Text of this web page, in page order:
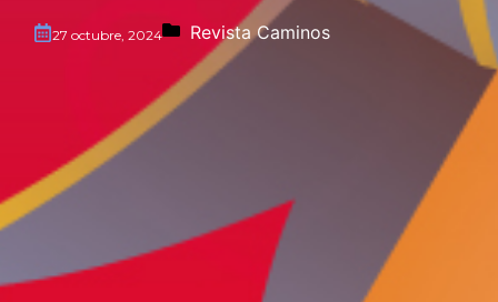
27 octubre, 2024 Revista Caminos